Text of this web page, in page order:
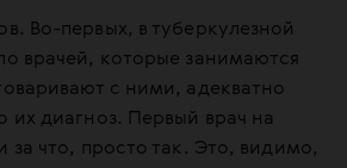
Во-первых, в туберкулезной
врачей, которые занимаются
с ними, адекватно
их диагноз. Первый врач на
что, просто так. Это, видимо,